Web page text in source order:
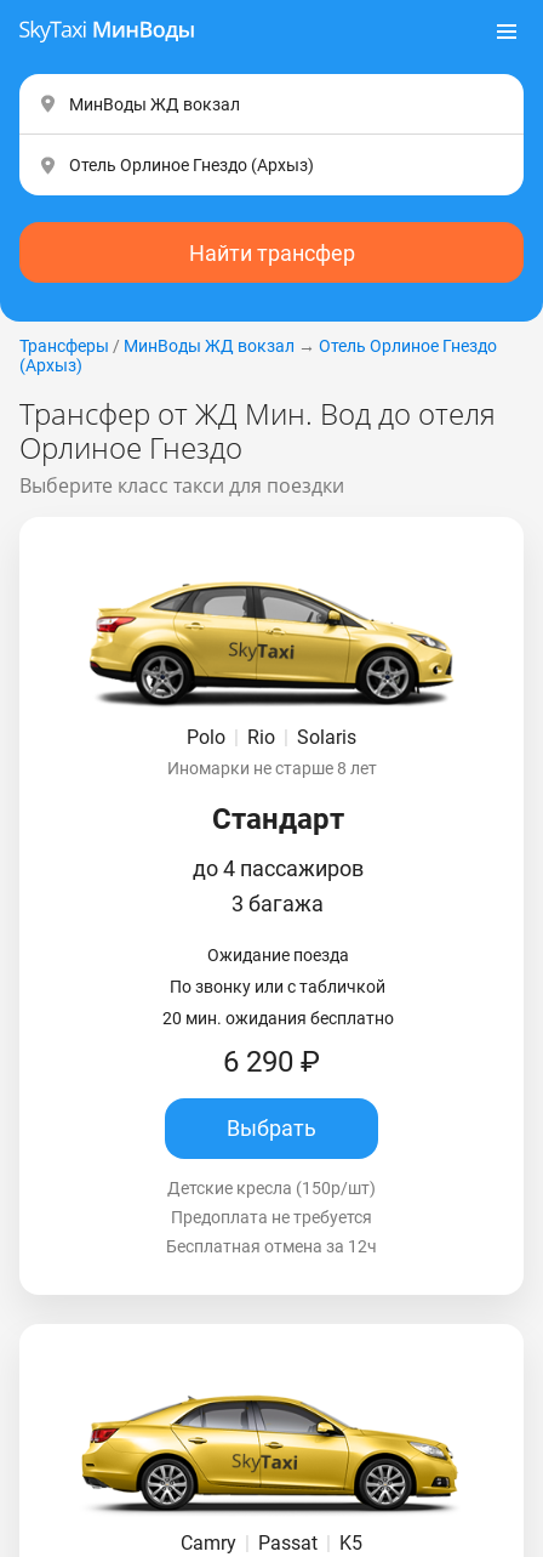
Найти трансфер
Трансферы / МинВоды ЖД вокзал → Отель Орлиное Гнездо
(Apxыз)
Трансфер от ЖД Мин. Вод до отеля
Орлиное Гнездо
Выберите класс такси для поездки
Polo | Rio | Solaris
Иномарки не старше 8 лет
Стандарт
до 4 пассажиров
3 багажа
Ожидание поезда
По звонку или с табличкой
20 мин. ожидания бесплатно
6 290 ₽
Выбрать
Детские кресла (150р/шт)
Предоплата не требуется
Бесплатная отмена за 12ч
Camry Passat K5